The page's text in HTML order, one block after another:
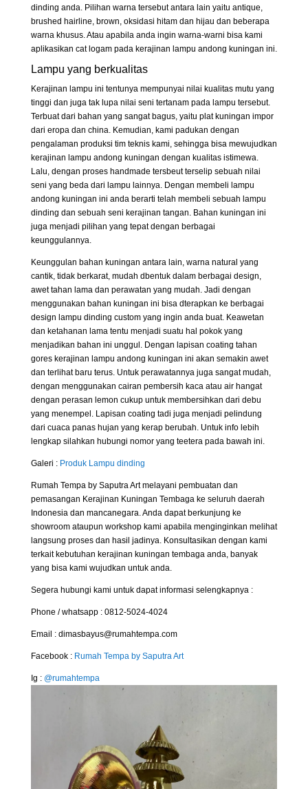
dinding anda. Pilihan warna tersebut antara lain yaitu antique,
brushed hairline, brown, oksidasi hitam dan hijau dan beberapa
warna khusus. Atau apabila anda ingin warna-warni bisa kami
aplikasikan cat logam pada kerajinan lampu andong kuningan ini.
Lampu yang berkualitas
Kerajinan lampu ini tentunya mempunyai nilai kualitas mutu yang
tinggi dan juga tak lupa nilai seni tertanam pada lampu tersebut.
Terbuat dari bahan yang sangat bagus, yaitu plat kuningan impor
dari eropa dan china. Kemudian, kami padukan dengan
pengalaman produksi tim teknis kami, sehingga bisa mewujudkan
kerajinan lampu andong kuningan dengan kualitas istimewa.
Lalu, dengan proses handmade tersbeut terselip sebuah nilai
seni yang beda dari lampu lainnya. Dengan membeli lampu
andong kuningan ini anda berarti telah membeli sebuah lampu
dinding dan sebuah seni kerajinan tangan. Bahan kuningan ini
juga menjadi pilihan yang tepat dengan berbagai
keunggulannya.
Keunggulan bahan kuningan antara lain, warna natural yang
cantik, tidak berkarat, mudah dbentuk dalam berbagai design,
awet tahan lama dan perawatan yang mudah. Jadi dengan
menggunakan bahan kuningan ini bisa dterapkan ke berbagai
design lampu dinding custom yang ingin anda buat. Keawetan
dan ketahanan lama tentu menjadi suatu hal pokok yang
menjadikan bahan ini unggul. Dengan lapisan coating tahan
gores kerajinan lampu andong kuningan ini akan semakin awet
dan terlihat baru terus. Untuk perawatannya juga sangat mudah,
dengan menggunakan cairan pembersih kaca atau air hangat
dengan perasan lemon cukup untuk membersihkan dari debu
yang menempel. Lapisan coating tadi juga menjadi pelindung
dari cuaca panas hujan yang kerap berubah. Untuk info lebih
lengkap silahkan hubungi nomor yang teetera pada bawah ini.
Galeri : Produk Lampu dinding
Rumah Tempa by Saputra Art melayani pembuatan dan
pemasangan Kerajinan Kuningan Tembaga ke seluruh daerah
Indonesia dan mancanegara. Anda dapat berkunjung ke
showroom ataupun workshop kami apabila menginginkan melihat
langsung proses dan hasil jadinya. Konsultasikan dengan kami
terkait kebutuhan kerajinan kuningan tembaga anda, banyak
yang bisa kami wujudkan untuk anda.
Segera hubungi kami untuk dapat informasi selengkapnya :
Phone / whatsapp : 0812-5024-4024
Email : dimasbayus@rumahtempa.com
Facebook : Rumah Tempa by Saputra Art
Ig : @rumahtempa